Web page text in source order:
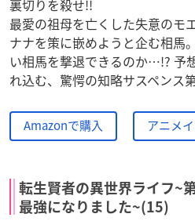
裏切りを殺せ!!
最愛の祖母を亡くした失意のモ
ナナを策に嵌めようと企む相馬
い相馬を撃退できるのか…!? 予
れ込む、驚愕の知略サスペンス
Amazonで購入 アニメ
転生賢者の異世界ライフ~
最強になりました~(15)